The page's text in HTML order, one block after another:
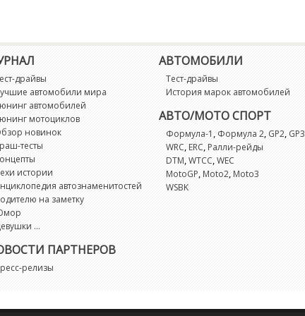
драйвы
автомобили мира
автомобилей
мотоциклов
новинок
тесты
истории
автознаменитостей
на заметку
...
ПАРТНЕРОВ
релизы
АВТОМОБИЛИ
Тест-драйвы
История марок автомобилей
АВТО/МОТО СПОРТ
Формула-1 , Формула 2, GP2, GP3
WRC,ERC,Ралли-рейды
DTM,WTCC,WEC
MotoGP,Moto2,Moto3
WSBK